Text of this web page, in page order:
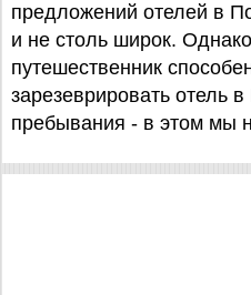
предложений отелей в
и не столь широк.
путешественник
зарезеврировать отель
пребывания - в этом мы